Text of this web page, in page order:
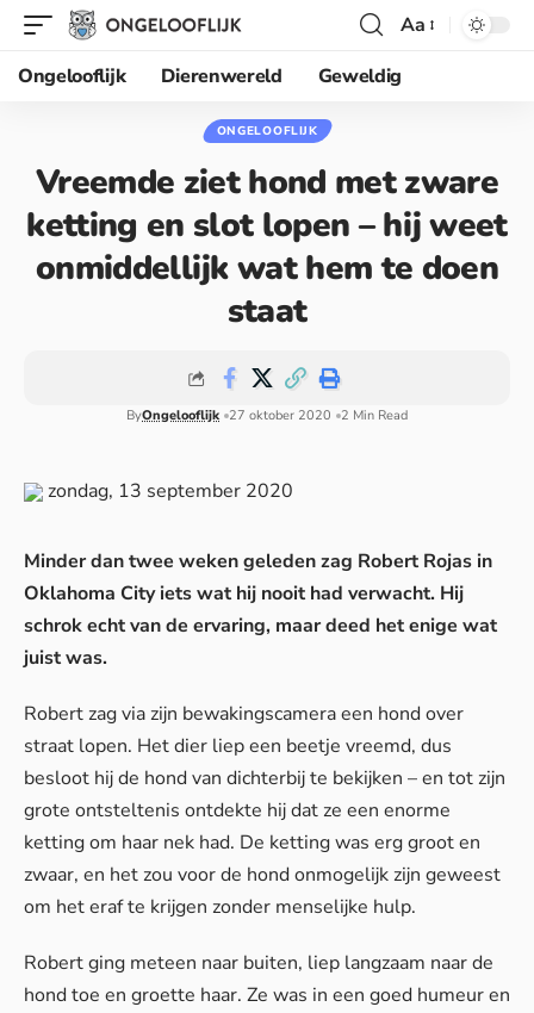
Aa
Ongelooflijk
Dierenwereld Geweldig
ONGELOOFLIJK
Vreemde ziet hond met zware
ketting en slot lopen – hij weet
onmiddellijk wat hem te doen
staat
ByOngelooflijk 27 oktober 2020 2 Min Read
zondag, 13 september 2020
Minder dan twee weken geleden zag Robert Rojas in
Oklahoma City iets wat hij nooit had verwacht. Hij
schrok echt van de ervaring, maar deed het enige wat
juist was.
Robert zag via zijn bewakingscamera een hond over
straat lopen. Het dier liep een beetje vreemd, dus
besloot hij de hond van dichterbij te bekijken – en tot zijn
grote ontsteltenis ontdekte hij dat ze een enorme
ketting om haar nek had. De ketting was erg groot en
zwaar, en het zou voor de hond onmogelijk zijn geweest
om het eraf te krijgen zonder menselijke hulp.
Robert ging meteen naar buiten, liep langzaam naar de
hond toe en groette haar. Ze was in een goed humeur en